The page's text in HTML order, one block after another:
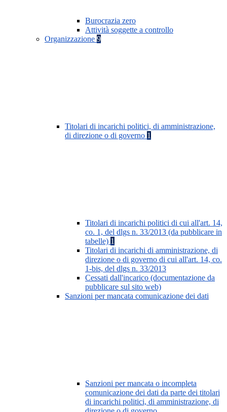
Burocrazia zero
Attività soggette a controllo
Organizzazione 9
Titolari di incarichi politici, di amministrazione,
di direzione o di governo 1
Titolari di incarichi politici di cui all'art. 14,
co. 1, del dlgs n. 33/2013 (da pubblicare in
tabelle) 1
Titolari di incarichi di amministrazione, di
direzione o di governo di cui all'art. 14, co.
1-bis, del dlgs n. 33/2013
Cessati dall'incarico (documentazione da
pubblicare sul sito web)
Sanzioni per mancata comunicazione dei dati
Sanzioni per mancata o incompleta
comunicazione dei dati da parte dei titolari
di incarichi politici, di amministrazione, di